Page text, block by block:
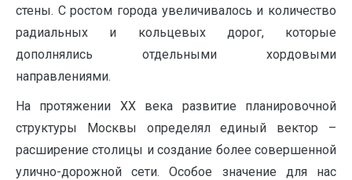
стены. С ростом города увеличивалось и количество
радиальных и кольцевых дорог, которые
дополнялись отдельными хордовыми
направлениями.
На протяжении XX века развитие планировочной
структуры Москвы определял единый вектор –
расширение столицы и создание более совершенной
улично-дорожной сети. Особое значение для нас